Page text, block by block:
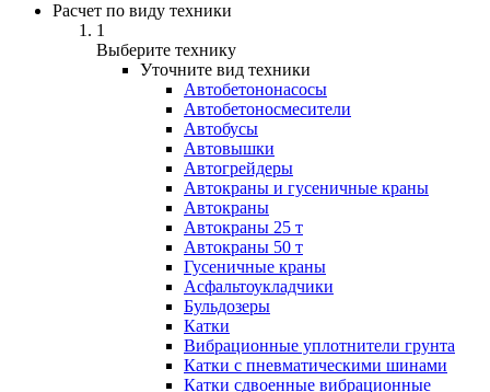
Расчет по виду техники
1
Выберите технику
Уточните вид техники
Автобетононасосы
Авто­бетоно­смесители
Автобусы
Автовышки
Автогрейдеры
Автокраны и гусеничные краны
Автокраны
Автокраны 25 т
Автокраны 50 т
Гусеничные краны
Асфальтоукладчики
Бульдозеры
Катки
Вибрационные уплотнители грунта
Катки с пневматическими шинами
Катки сдвоенные вибрационные